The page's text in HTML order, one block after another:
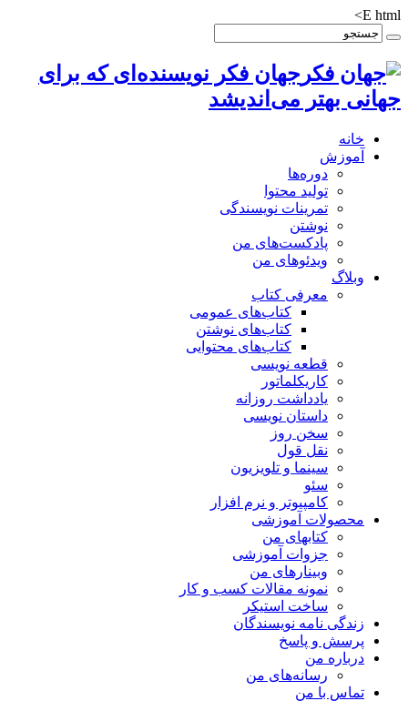
E html>
جهان فکر نویسنده‌ای که برای
جهانی بهتر می‌اندیشد
خانه
آموزش
دوره‌ها
تولید محتوا
تمرینات نویسندگی
نوشتن
پادکست‌های من
ویدئوهای من
وبلاگ
معرفی کتاب
کتاب‌های عمومی
کتاب‌های نوشتن
کتاب‌های محتوایی
قطعه نویسی
کاریکلماتور
یادداشت روزانه
داستان نویسی
سخن روز
نقل قول
سینما و تلویزیون
سئو
کامپیوتر و نرم افزار
محصولات آموزشی
کتابهای من
جزوات آموزشی
وبینارهای من
نمونه مقالات کسب و کار
ساخت استیکر
زندگی نامه نویسندگان
پرسش و پاسخ
درباره من
رسانه‌ها‌ی من
تماس با من